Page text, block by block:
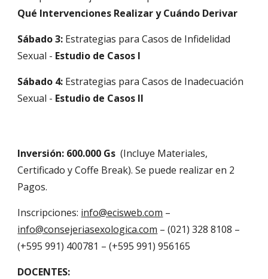
Qué Intervenciones Realizar y Cuándo Derivar
Sábado 3: Estrategias para Casos de Infidelidad
Sexual - Estudio de Casos I
Sábado 4: Estrategias para Casos de Inadecuación
Sexual - Estudio de Casos II
Inversión: 600.000 Gs(Incluye Materiales,
Certificado y Coffe Break). Se puede realizar en 2
Pagos.
Inscripciones: info@ecisweb.com –
info@consejeriasexologica.com – (021) 328 8108 –
(+595 991) 400781 – (+595 991) 956165
DOCENTES: